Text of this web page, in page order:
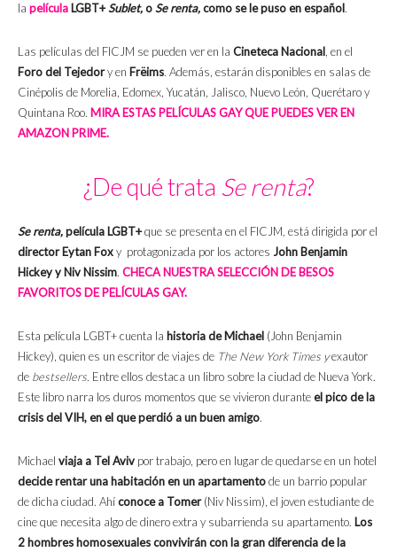
la película LGBT+Sublet,oSe renta,como se le puso en español.
Las películas del FICJM se pueden ver en la Cineteca Nacional, en el
Foro del Tejedory en Frëims. Además, estarán disponibles en salas de
Cinépolis de Morelia, Edomex, Yucatán, Jalisco, Nuevo León, Querétaro y
Quintana Roo. MIRA ESTAS PELÍCULAS GAY QUE PUEDES VER EN
AMAZON PRIME.
¿De qué trata Se renta?
Se renta,película LGBT+que se presenta en el FICJM, está dirigida por el
director Eytan Foxy protagonizada por los actores John Benjamin
Hickey y Niv Nissim. CHECA NUESTRA SELECCIÓN DE BESOS
FAVORITOS DE PELÍCULAS GAY.
Esta película LGBT+ cuenta la historia de Michael (John Benjamin
Hickey), quien es un escritor de viajes de The New York Times yexautor
de bestsellers. Entre ellos destaca un libro sobre la ciudad de Nueva York.
Este libro narra los duros momentos que se vivieron duranteel pico de la
crisis del VIH, en el que perdió a un buen amigo.
Michael viaja a Tel Aviv por trabajo, pero en lugar de quedarse en un hotel
decide rentar una habitación en un apartamentode un barrio popular
de dicha ciudad. Ahíconoce a Tomer(Niv Nissim), el joven estudiante de
cine que necesita algo de dinero extra y subarrienda su apartamento. Los
2 hombres homosexuales convivirán con la gran diferencia de la